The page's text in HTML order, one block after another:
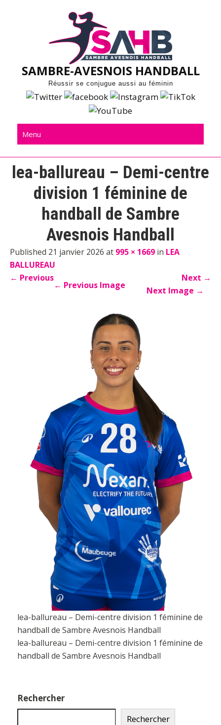
SAMBRE-AVESNOIS HANDBALL
Réussir se conjugue aussi au féminin
Menu
lea-ballureau – Demi-centre
division 1 féminine de
handball de Sambre
Avesnois Handball
Published 21 janvier 2026 at 995 × 1669 in LEA
BALLUREAU
← Previous Next →
← Previous Image Next Image →
lea-ballureau – Demi-centre division 1 féminine de
handball de Sambre Avesnois Handball
lea-ballureau – Demi-centre division 1 féminine de
handball de Sambre Avesnois Handball
Rechercher
Rechercher